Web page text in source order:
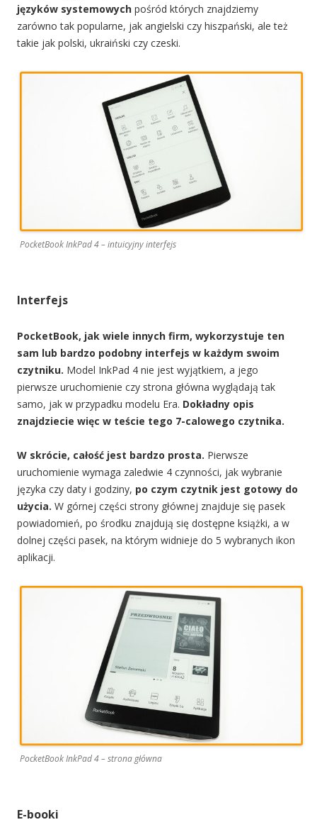
języków systemowych pośród których znajdziemy
zarówno tak popularne, jak angielski czy hiszpański, ale też
takie jak polski, ukraiński czy czeski.
PocketBook InkPad 4 – intuicyjny interfejs
Interfejs
PocketBook, jak wiele innych firm, wykorzystuje ten
sam lub bardzo podobny interfejs w każdym swoim
czytniku. Model InkPad 4 nie jest wyjątkiem, a jego
pierwsze uruchomienie czy strona główna wyglądają tak
samo, jak w przypadku modelu Era. Dokładny opis
znajdziecie więc w teście tego 7-calowego czytnika.
W skrócie, całość jest bardzo prosta. Pierwsze
uruchomienie wymaga zaledwie 4 czynności, jak wybranie
języka czy daty i godziny, po czym czytnik jest gotowy do
użycia. W górnej części strony głównej znajduje się pasek
powiadomień, po środku znajdują się dostępne książki, a w
dolnej części pasek, na którym widnieje do 5 wybranych ikon
aplikacji.
PocketBook InkPad 4 – strona główna
E-booki